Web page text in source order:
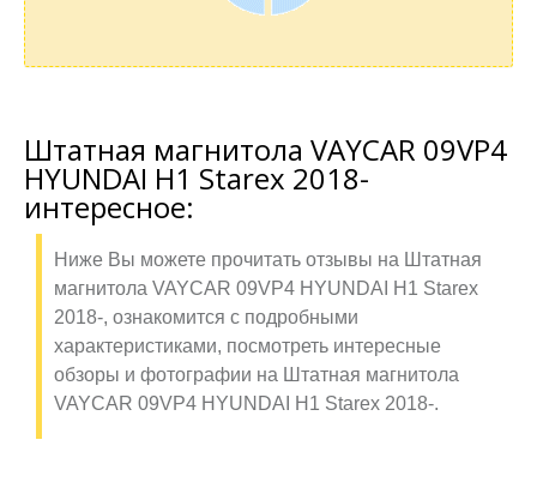
Штатная магнитола VAYCAR 09VP4
HYUNDAI H1 Starex 2018-
интересное:
Ниже Вы можете прочитать отзывы на Штатная
магнитола VAYCAR 09VP4 HYUNDAI H1 Starex
2018-, ознакомится с подробными
характеристиками, посмотреть интересные
обзоры и фотографии на Штатная магнитола
VAYCAR 09VP4 HYUNDAI H1 Starex 2018-.